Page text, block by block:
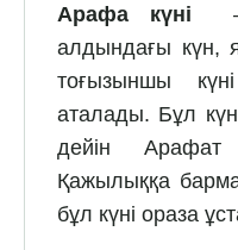
Арафа күні –
алдындағы күн,
тоғызыншы
аталады. Бұл
дейін Арафат
Қажылыққа
бұл күні ораза